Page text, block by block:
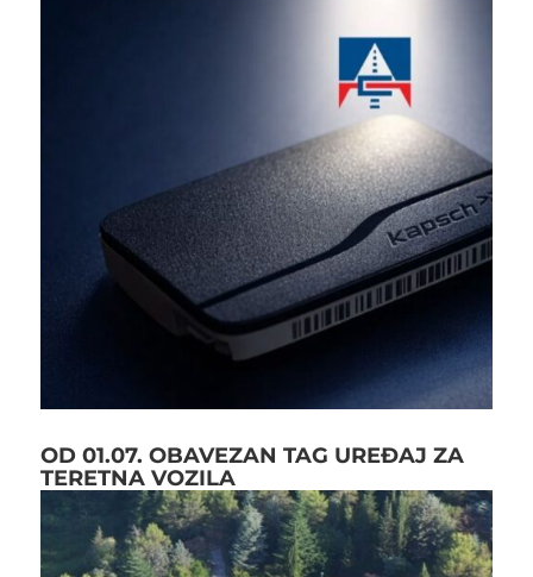
OD 01.07. OBAVEZAN TAG UREĐAJ ZA
TERETNA VOZILA